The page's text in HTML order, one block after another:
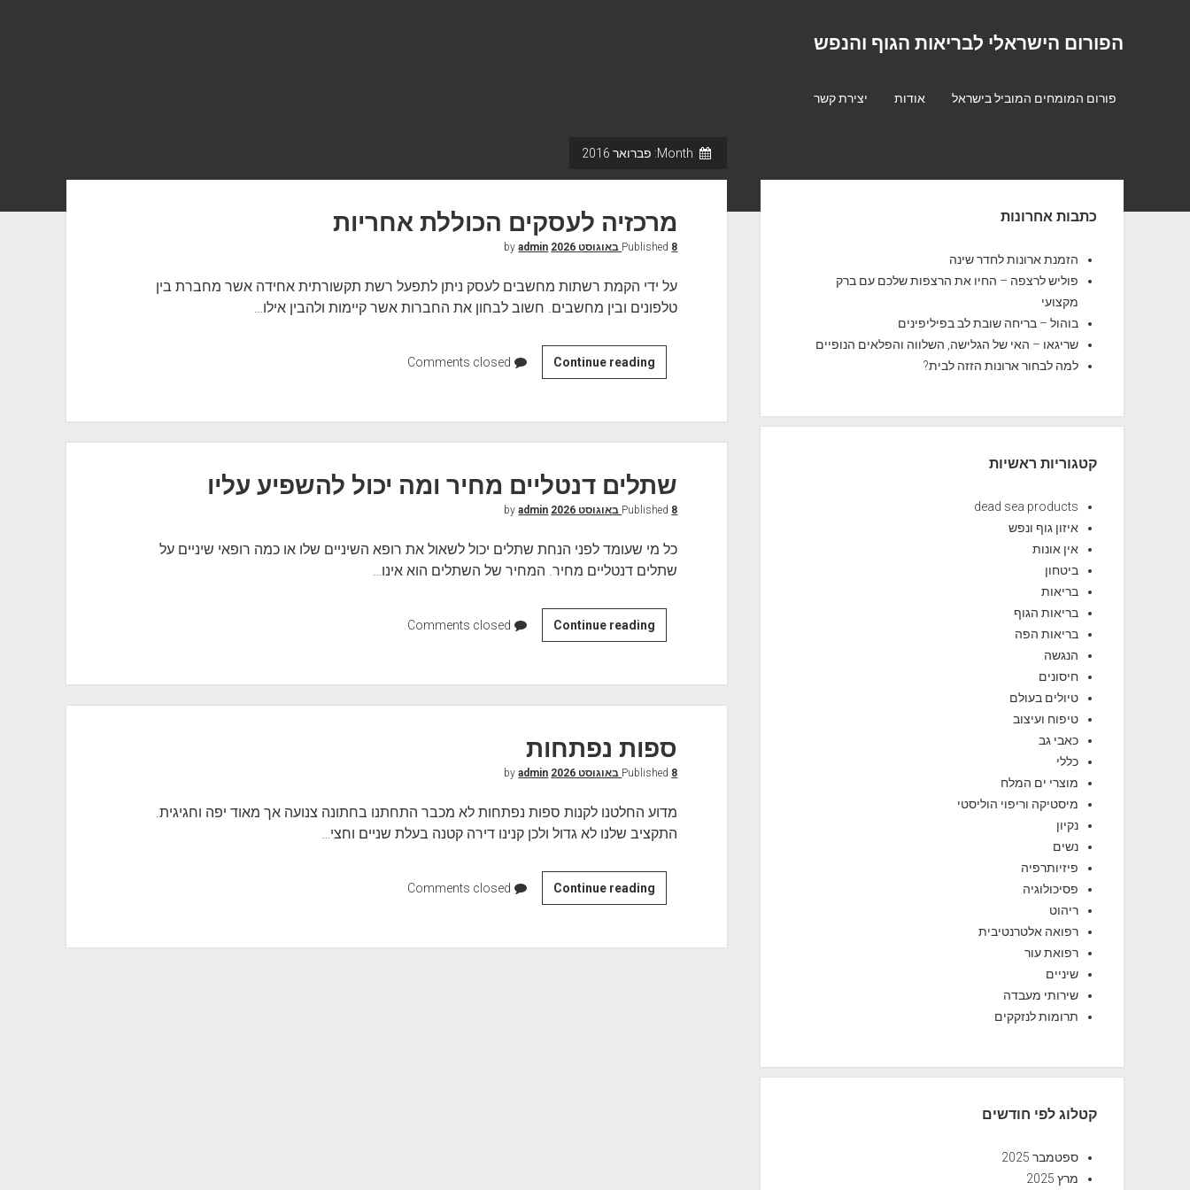
הפורום הישראלי לבריאות הגוף והנפש
פורום המומחים המוביל בישראל אודות יצירת קשר
פברואר 2016
מרכזיה לעסקים הכוללת אחריות
Published 8 באוגוסט 2026 admin
על ידי הקמת רשתות מחשבים לעסק ניתן לתפעל רשת תקשורתית אחידה אשר מחברת בין
טלפונים ובין מחשבים. חשוב לבחון את החברות אשר קיימות ולהבין אילו…
Continue reading
ר
ז
י
ל
ע
ק
י
כ
א
ח
י
ו
שתלים דנטליים מחיר ומה יכול להשפיע עליו
Published 8 באוגוסט 2026 admin
כל מי שעומד לפני הנחת שתלים יכול לשאול את רופא השיניים שלו או כמה רופאי שיניים על
שתלים דנטליים מחיר. המחיר של השתלים הוא אינו…
Continue reading
ת
י
ם
ט
י
י
ח
ספות נפתחות
Published 8 באוגוסט 2026 admin
מדוע החלטנו לקנות ספות נפתחות לא מכבר התחתנו בחתונה צנועה אך מאוד יפה וחגיגית.
התקציב שלנו לא גדול ולכן קנינו דירה קטנה בעלת שניים וחצי…
Continue reading
פ
ת
כתבות אחרונות
הזמנת ארונות לחדר שינה
פוליש לרצפה – החיו את הרצפות שלכם עם ברק
מקצועי
בוהול – בריחה שובת לב בפיליפינים
שריגאו – האי של הגלישה, השלווה והפלאים הנופיים
למה לבחור ארונות הזזה לבית?
קטגוריות ראשיות
dead sea products
איזון גוף ונפש
אין אונות
ביטחון
בריאות
בריאות הגוף
בריאות הפה
הנגשה
חיסונים
טיולים בעולם
טיפוח ועיצוב
כאבי גב
כללי
מוצרי ים המלח
מיסטיקה וריפוי הוליסטי
נקיון
נשים
פיזיותרפיה
פסיכולוגיה
ריהוט
רפואה אלטרנטיבית
רפואת עור
שיניים
שירותי מעבדה
תרומות לנזקקים
קטלוג לפי חודשים
ספטמבר 2025
מרץ 2025